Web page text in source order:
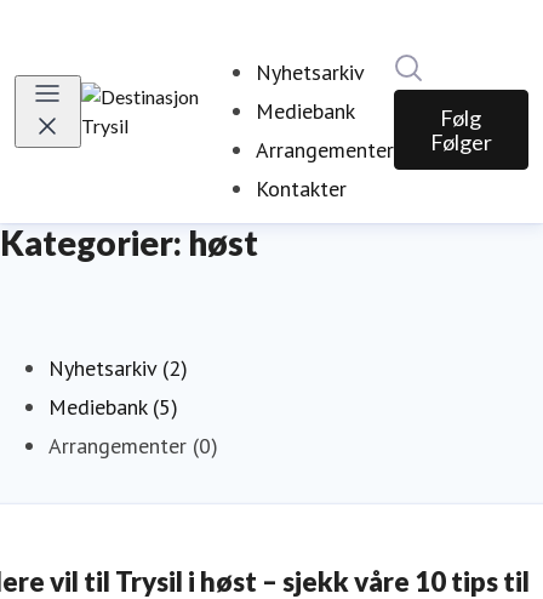
Nyhetsarkiv
Mediebank
Arrangementer
Kontakter
Følg
Følger
Kategorier: høst
Nyhetsarkiv (2)
Mediebank (5)
Arrangementer (0)
vil til Trysil i høst – sjekk våre 10 tips til